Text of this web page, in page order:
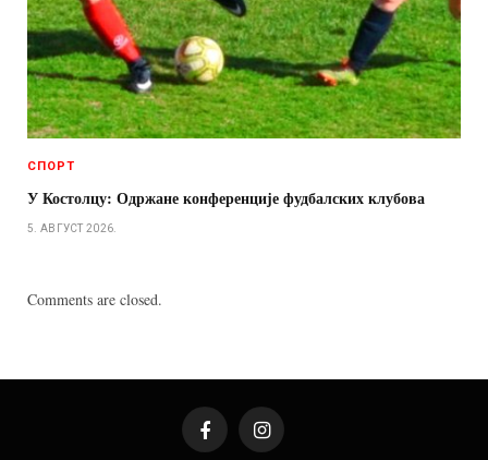
СПОРТ
У Костолцу: Одржане конференције фудбалских клубова
5. АВГУСТ 2026.
Comments are closed.
FacebookInstagram